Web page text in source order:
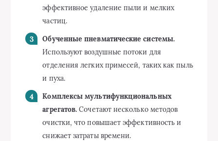
эффективное удаление пыли и мелких
частиц.
Обученные пневматические системы.
Используют воздушные потоки для
отделения легких примесей, таких как пыль
и пуха.
Комплексы мультифункциональных
агрегатов. Сочетают несколько методов
очистки, что повышает эффективность и
снижает затраты времени.